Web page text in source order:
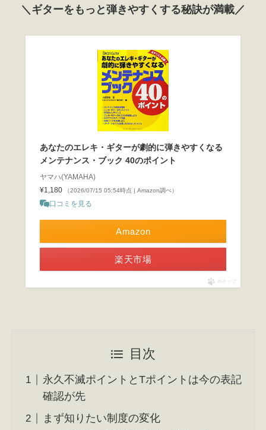
＼ギターをもっと弾きやすくする秘訣が満載／
あなたのエレキ・ギターが劇的に弾きやすくなる
メンテナンス・ブック 40のポイント
ヤマハ(YAMAHA)
¥1,180
（2026/07/15 05:54時点 | Amazon調べ）
口コミを見る
Amazon
楽天市場
ポチップ
目次
永久不滅ポイントとTポイントは今の表記
確認が先
まず知りたい制度の変化